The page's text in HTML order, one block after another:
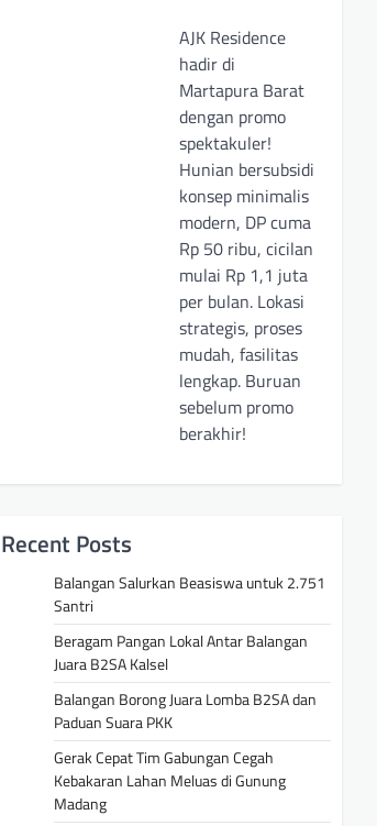
AJK Residence
hadir di
Martapura Barat
dengan promo
spektakuler!
Hunian bersubsidi
konsep minimalis
modern, DP cuma
Rp 50 ribu, cicilan
mulai Rp 1,1 juta
per bulan. Lokasi
strategis, proses
mudah, fasilitas
lengkap. Buruan
sebelum promo
berakhir!
Recent Posts
Balangan Salurkan Beasiswa untuk 2.751
Santri
Beragam Pangan Lokal Antar Balangan
Juara B2SA Kalsel
Balangan Borong Juara Lomba B2SA dan
Paduan Suara PKK
Gerak Cepat Tim Gabungan Cegah
Kebakaran Lahan Meluas di Gunung
Madang